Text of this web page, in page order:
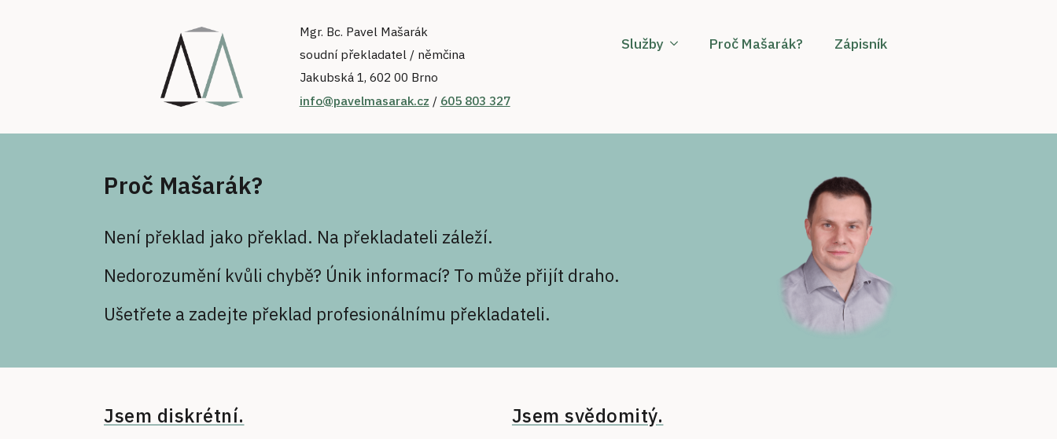
Mgr. Bc. Pavel Mašarák
soudní překladatel / němčina
Jakubská 1, 602 00 Brno
info@pavelmasarak.cz / 605 803 327
Služby Proč Mašarák? Zápisník
Proč Mašarák?
Není překlad jako překlad. Na překladateli záleží.
Nedorozumění kvůli chybě? Únik informací? To může přijít draho.
Ušetřete a zadejte překlad profesionálnímu překladateli.
Jsem diskrétní. Jsem svědomitý.